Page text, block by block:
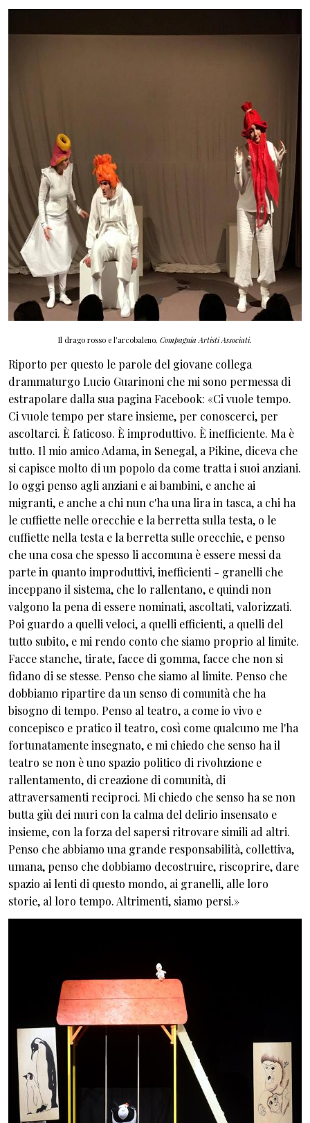
Il drago rosso e l’arcobaleno, Compagnia Artisti Associati.
Riporto per questo le parole del giovane collega
drammaturgo Lucio Guarinoni che mi sono permessa di
estrapolare dalla sua pagina Facebook: «Ci vuole tempo.
Ci vuole tempo per stare insieme, per conoscerci, per
ascoltarci. È faticoso. È improduttivo. È inefficiente. Ma è
tutto. Il mio amico Adama, in Senegal, a Pikine, diceva che
si capisce molto di un popolo da come tratta i suoi anziani.
Io oggi penso agli anziani e ai bambini, e anche ai
migranti, e anche a chi nun c'ha una lira in tasca, a chi ha
le cuffiette nelle orecchie e la berretta sulla testa, o le
cuffiette nella testa e la berretta sulle orecchie, e penso
che una cosa che spesso li accomuna è essere messi da
parte in quanto improduttivi, inefficienti - granelli che
inceppano il sistema, che lo rallentano, e quindi non
valgono la pena di essere nominati, ascoltati, valorizzati.
Poi guardo a quelli veloci, a quelli efficienti, a quelli del
tutto subito, e mi rendo conto che siamo proprio al limite.
Facce stanche, tirate, facce di gomma, facce che non si
fidano di se stesse. Penso che siamo al limite. Penso che
dobbiamo ripartire da un senso di comunità che ha
bisogno di tempo. Penso al teatro, a come io vivo e
concepisco e pratico il teatro, così come qualcuno me l'ha
fortunatamente insegnato, e mi chiedo che senso ha il
teatro se non è uno spazio politico di rivoluzione e
rallentamento, di creazione di comunità, di
attraversamenti reciproci. Mi chiedo che senso ha se non
butta giù dei muri con la calma del delirio insensato e
insieme, con la forza del sapersi ritrovare simili ad altri.
Penso che abbiamo una grande responsabilità, collettiva,
umana, penso che dobbiamo decostruire, riscoprire, dare
spazio ai lenti di questo mondo, ai granelli, alle loro
storie, al loro tempo. Altrimenti, siamo persi.»